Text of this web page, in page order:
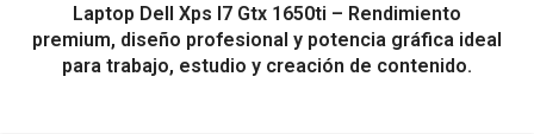
Laptop Dell Xps I7 Gtx 1650ti – Rendimiento
premium, diseño profesional y potencia gráfica ideal
para trabajo, estudio y creación de contenido.